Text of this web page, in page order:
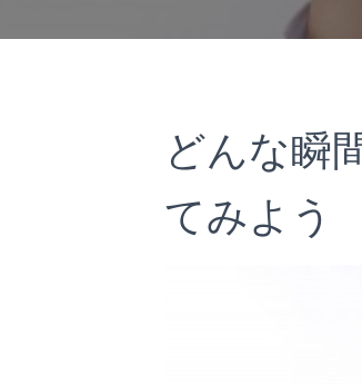
どんな瞬
てみよう